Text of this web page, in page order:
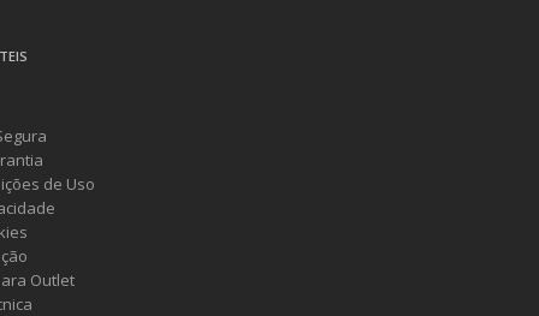
de Uso
Outlet